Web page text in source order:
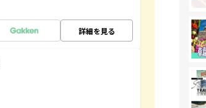
詳細を見る